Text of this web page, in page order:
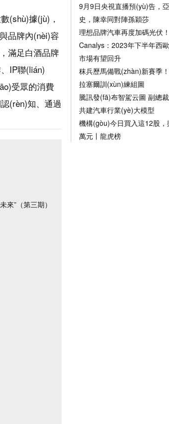
(shù)據(jù)，
品牌內(nèi)容
滿足白酒品牌
IP聯(lián)
受眾的消費
(rèn)知、通過
”（第三期）
9月9日央視直播預(yù)告，
史，陳幸同對陣孫穎莎
理想品牌汽車再度加碼光伏！
Canalys：2023年下半年西
市場有望回升
秣兵歷馬備戰(zhàn)新賽季
拉塞爾訓(xùn)練組圖
騰訊發(fā)布智駕云圖 副總
共建汽車行業(yè)大模型
機構(gòu)今日買入這12股
萬元丨龍虎榜